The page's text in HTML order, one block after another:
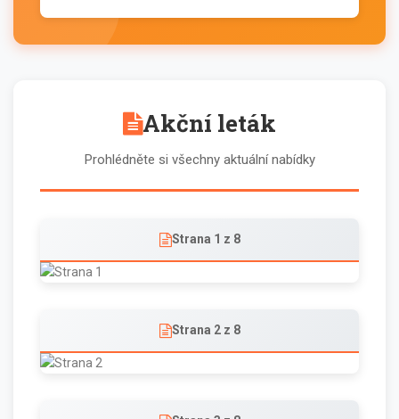
Akční leták
Prohlédněte si všechny aktuální nabídky
Strana 1 z 8
Strana 2 z 8